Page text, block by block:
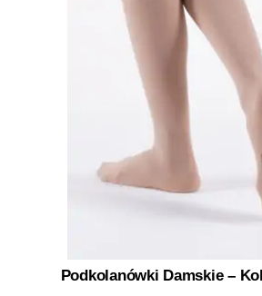
Podkolanówki Damskie –